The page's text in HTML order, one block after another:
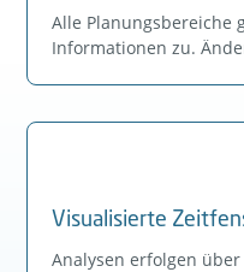
Alle Planungsbereiche
Informationen zu.
Visualisierte
Analysen erfolgen